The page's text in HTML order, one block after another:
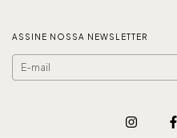
ASSINE NOSSA NEWSLETTER